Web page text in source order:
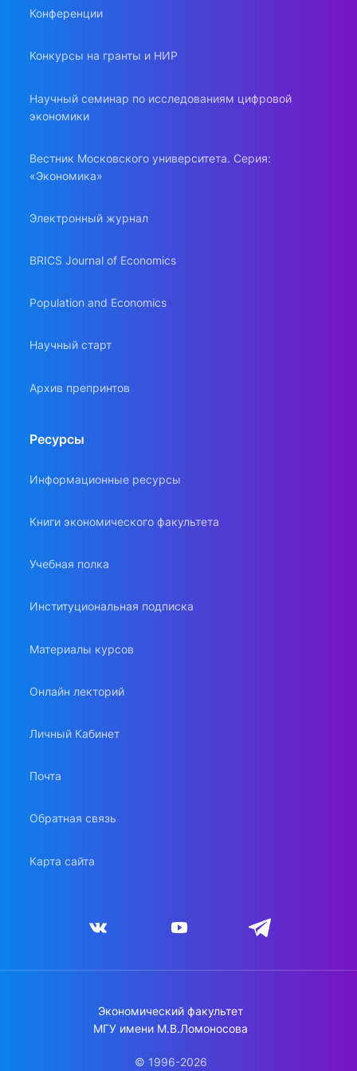
Конференции
Конкурсы на гранты и НИР
Научный семинар по исследованиям цифровой
экономики
Вестник Московского университета. Серия:
«Экономика»
Электронный журнал
BRICS Journal of Economics
Population and Economics
Научный старт
Архив препринтов
Ресурсы
Информационные ресурсы
Книги экономического факультета
Учебная полка
Институциональная подписка
Материалы курсов
Онлайн лекторий
Личный Кабинет
Почта
Обратная связь
Карта сайта
Экономический факультет
МГУ имени М.В.Ломоносова
© 1996-2026